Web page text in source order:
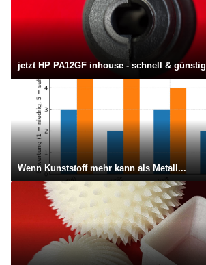
jetzt HP PA12GF inhouse - schnell & günstig
Wenn Kunststoff mehr kann als Metall...